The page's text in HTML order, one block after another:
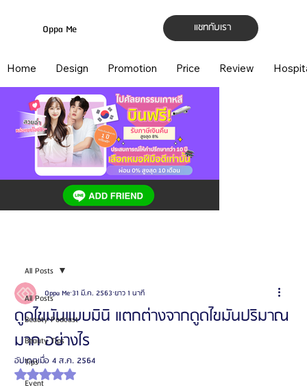
แชทกับเรา
Oppa Me
Home Design Promotion Price Review
All Posts
Beauty Podcast
Beauty Tips
Tips
Event
All Posts
ดูดไขมันแบบมินิ แตกต่างจากดูดไขมันปริมาณ
มาก อย่างไร
Oppa Me 31 มี.ค. 2563 ยาว 1 นาที
อัปเดตเมื่อ4 ส.ค. 2564
ได้รับ NaN เต็ม 5 ดาว